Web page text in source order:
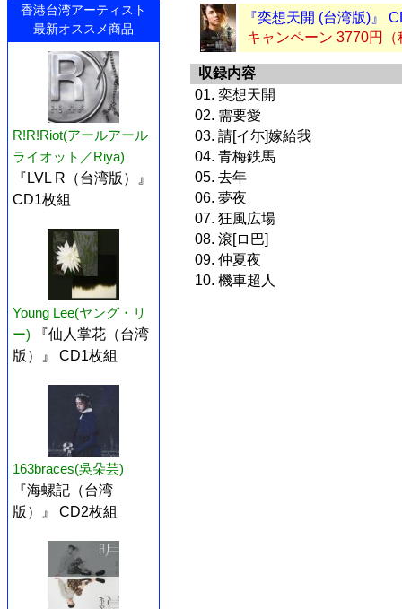
香港台湾アーティスト
最新オススメ商品
R!R!Riot(アールアール
ライオット／Riya)
『LVL R（台湾版）』
CD1枚組
Young Lee(ヤング・リ
ー)
『仙人掌花（台湾
版）』 CD1枚組
163braces(吳朵芸)
『海螺記（台湾
版）』 CD2枚組
『奕想天開 (台湾版)』
キャンペーン 3770円（
収録内容
01. 奕想天開
02. 需要愛
03. 請[イ尓]嫁給我
04. 青梅鉄馬
05. 去年
06. 夢夜
07. 狂風広場
08. 滾[ロ巴]
09. 仲夏夜
10. 機車超人